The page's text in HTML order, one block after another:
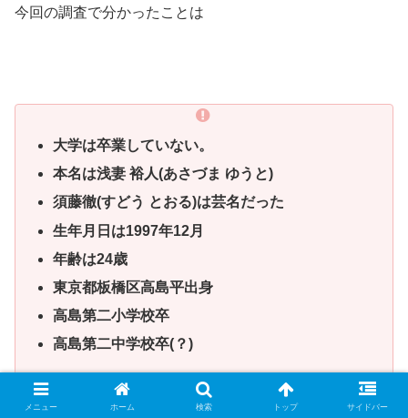
今回の調査で分かったことは
大学は卒業していない。
本名は浅妻 裕人(あさづま ゆうと)
須藤徹(すどう とおる)は芸名だった
生年月日は1997年12月
年齢は24歳
東京都板橋区高島平出身
高島第二小学校卒
高島第二中学校卒(？)
メニュー ホーム 検索 トップ サイドバー